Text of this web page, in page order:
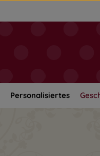
Personalisiertes